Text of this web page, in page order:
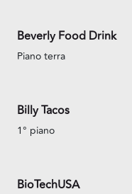
Beverly Food Drink
Piano terra
Billy Tacos
1° piano
BioTechUSA